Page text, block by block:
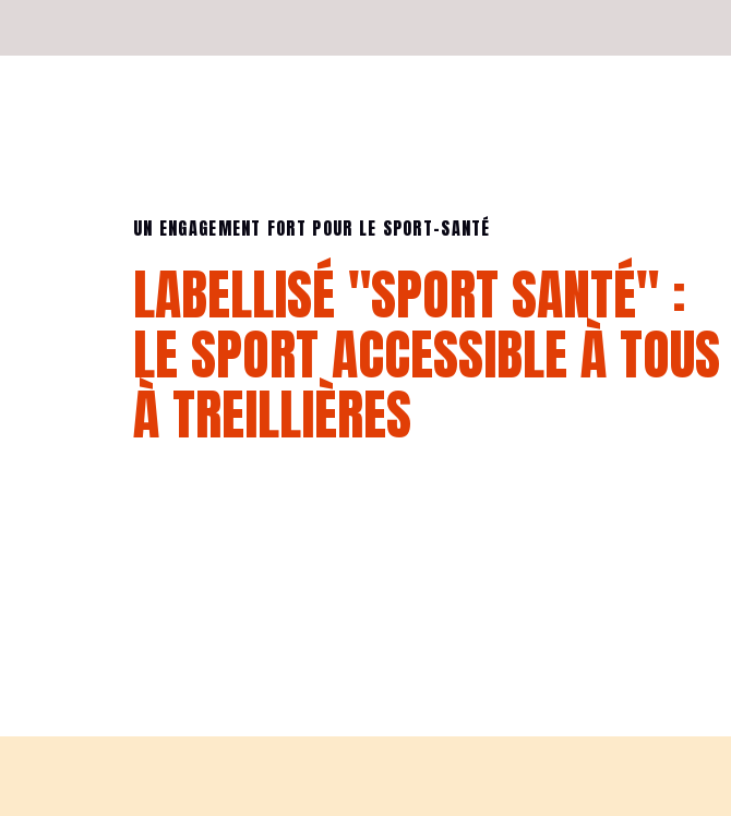
UN ENGAGEMENT FORT POUR LE SPORT-SANTÉ
LABELLISÉ "SPORT SANTÉ" :
LE SPORT ACCESSIBLE À TOUS
À TREILLIÈRES